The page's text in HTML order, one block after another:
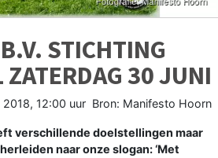
STICHTING
30 JUNI
2018, 12:00 uur Bron: Manifesto Hoorn
verschillende doelstellingen maar
naar onze slogan: ‘Met